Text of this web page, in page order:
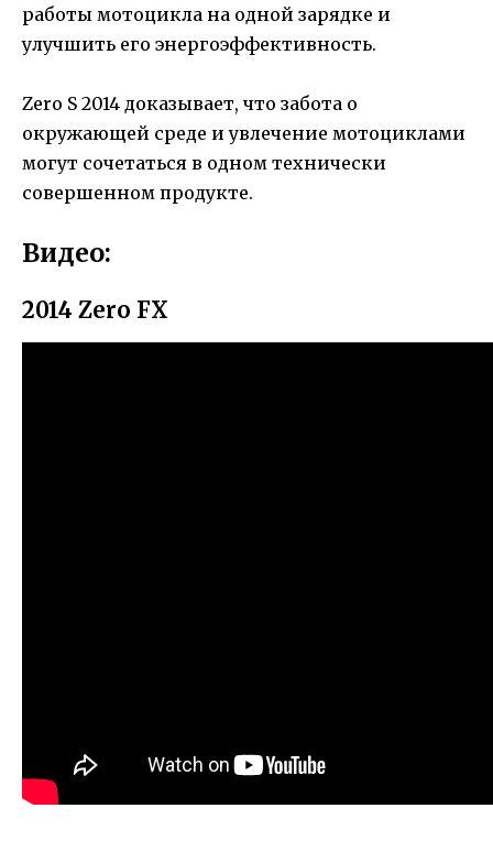
работы мотоцикла на одной зарядке и
улучшить его энергоэффективность.
Zero S 2014 доказывает, что забота о
окружающей среде и увлечение мотоциклами
могут сочетаться в одном технически
совершенном продукте.
Видео:
2014 Zero FX